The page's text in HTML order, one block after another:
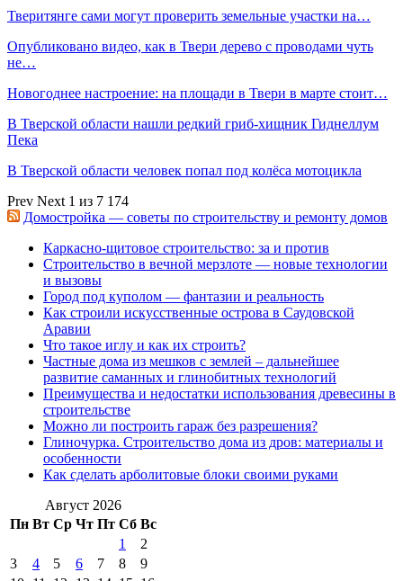
Тверитянге сами могут проверить земельные участки на…
Опубликовано видео, как в Твери дерево с проводами чуть
не…
Новогоднее настроение: на площади в Твери в марте стоит…
В Тверской области нашли редкий гриб-хищник Гиднеллум
Пека
В Тверской области человек попал под колёса мотоцикла
Prev Next 1 из 7 174
Домостройка — советы по строительству и ремонту домов
Каркасно-щитовое строительство: за и против
Строительство в вечной мерзлоте — новые технологии
и вызовы
Город под куполом — фантазии и реальность
Как строили искусственные острова в Саудовской
Аравии
Что такое иглу и как их строить?
Частные дома из мешков с землей – дальнейшее
развитие саманных и глинобитных технологий
Преимущества и недостатки использования древесины в
строительстве
Можно ли построить гараж без разрешения?
Глиночурка. Строительство дома из дров: материалы и
особенности
Как сделать арболитовые блоки своими руками
Август 2026
Пн Вт Ср Чт Пт Сб Вс
1
2
3
4 5 6 7 8
9